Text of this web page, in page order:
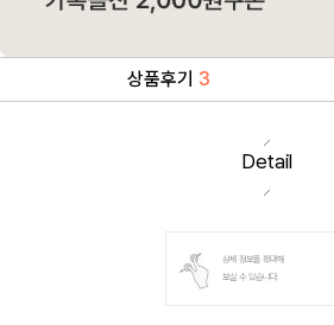
상품후기 3
Detail
상세 정보를 확대해
보실 수 있습니다.